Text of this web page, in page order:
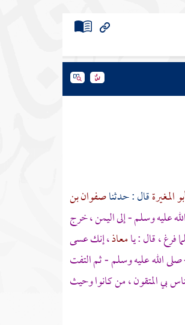
المغيرةقال : حدثناصفوان بن
عليه وسلم - إلىاليمن، خرج
، قال : يامعاذ، إنك عسى
الله عليه وسلم - ثم التفت
بي المتقون ، من كانوا وحيث